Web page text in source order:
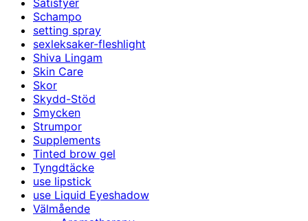
Satisfyer
Schampo
setting spray
sexleksaker-fleshlight
Shiva Lingam
Skin Care
Skor
Skydd-Stöd
Smycken
Strumpor
Supplements
Tinted brow gel
Tyngdtäcke
use lipstick
use Liquid Eyeshadow
Välmående